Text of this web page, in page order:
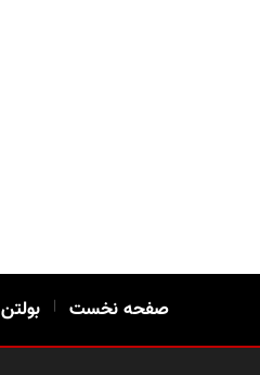
صفحه نخست | بولتن ۲